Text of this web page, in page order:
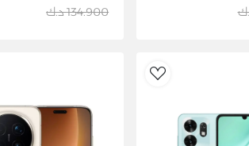
134.900 د.ك
AddToWishlist